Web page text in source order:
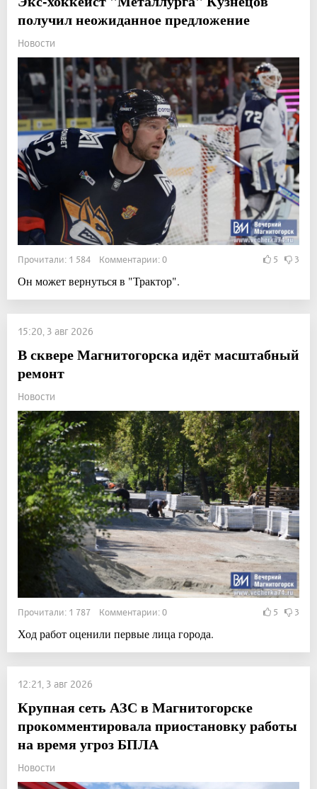
получил неожиданное предложение
Новости
Прочитали: 1 584 Комментарии: 0 5 3
Он может вернуться в "Трактор".
15:20, 3 авг 2026
В сквере Магнитогорска идёт масштабный
ремонт
Новости
Прочитали: 1 787 Комментарии: 0 5 3
Ход работ оценили первые лица города.
12:21, 3 авг 2026
Крупная сеть АЗС в Магнитогорске
прокомментировала приостановку работы
на время угроз БПЛА
Новости